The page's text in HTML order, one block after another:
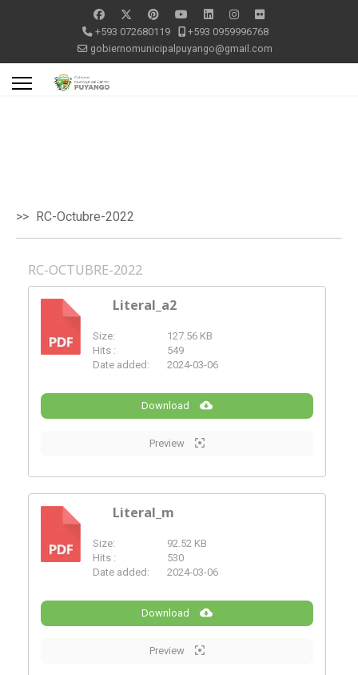
+593 072680119
+593 0959996768
gobiernomunicipalpuyango@gmail.com
RC-Octubre-2022
RC-OCTUBRE-2022
PDF
Literal_a2
Size:
127.56 KB
Hits :
549
Date added:
2024-03-06
Download
Preview
PDF
Literal_m
Size:
92.52 KB
Hits :
530
Date added:
2024-03-06
Download
Preview